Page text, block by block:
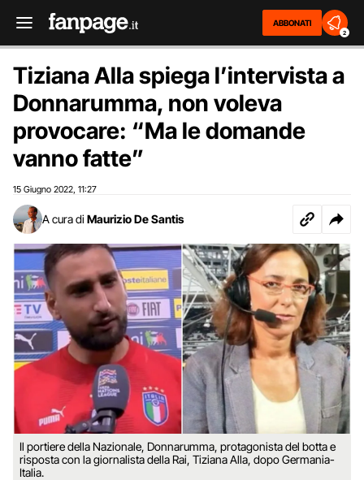
ABBONATI
2
Tiziana Alla spiega l’intervista a
Donnarumma, non voleva
provocare: “Ma le domande
vanno fatte”
15 Giugno 2022 11:27
A cura di Maurizio De Santis
Il portiere della Nazionale, Donnarumma, protagonista del botta e
risposta con la giornalista della Rai, Tiziana Alla, dopo Germania-
Italia.